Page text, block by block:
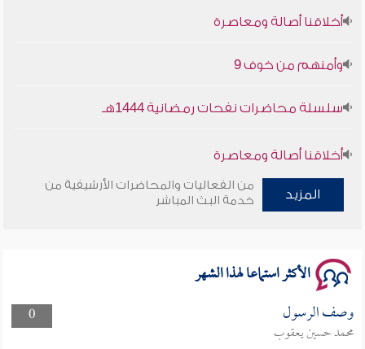
أخلاقنا أصالة ومعاصرة
وأمنهم من خوف 9
سلسلة محاضرات نفحات رمضانية 1444هـ
أخلاقنا أصالة ومعاصرة
وأمنهم من خوف 9
المزيد
من الفعاليات والمحاضرات الأرشيفية من
خدمة البث المباشر
الأكثر استماعا لهذا الشهر
0 وصف الرسول
محمد حسين يعقوب